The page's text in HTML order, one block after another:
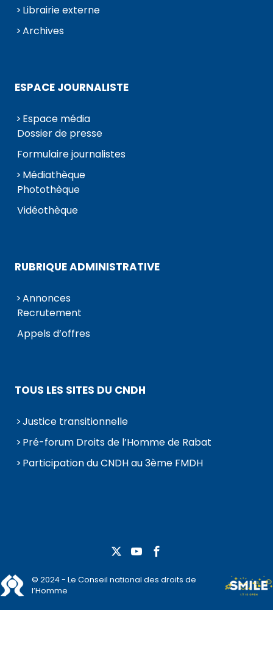
Librairie externe
Archives
ESPACE JOURNALISTE
Espace média
Dossier de presse
Formulaire journalistes
Médiathèque
Photothèque
Vidéothèque
RUBRIQUE ADMINISTRATIVE
Annonces
Recrutement
Appels d’offres
TOUS LES SITES DU CNDH
Justice transitionnelle
Pré-forum Droits de l’Homme de Rabat
Participation du CNDH au 3ème FMDH
© 2024 - Le Conseil national des droits de
l’Homme